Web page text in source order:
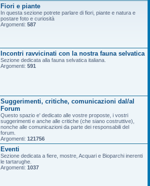
Fiori e piante
In questa sezione potrete parlare di fiori, piante e natura e
postare foto e curiosità
Argomenti: 587
Incontri ravvicinati con la nostra fauna selvatica
Sezione dedicata alla fauna selvatica italiana.
Argomenti: 591
Suggerimenti, critiche, comunicazioni dal/al
Forum
Questo spazio e' dedicato alle vostre proposte, i vostri
suggerimenti e anche alle critiche (che siano costruttive),
nonche alle comunicazioni da parte dei responsabili del
forum.
Argomenti: 121756
Eventi
Sezione dedicata a fiere, mostre, Acquari e Bioparchi inerenti
le tartarughe.
Argomenti: 1037